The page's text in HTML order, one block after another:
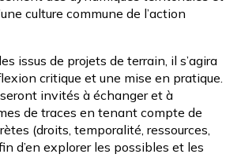
culture commune de l’action
issus de projets de terrain, il s’agira
critique et une mise en pratique.
invités à échanger et à
de traces en tenant compte de
(droits, temporalité, ressources,
d’en explorer les possibles et les